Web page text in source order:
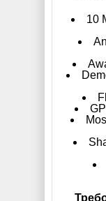
10